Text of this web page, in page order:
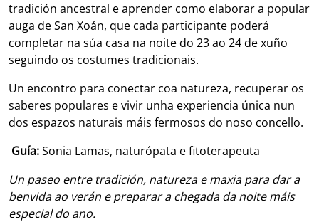
tradición ancestral e aprender como elaborar a popular
auga de San Xoán, que cada participante poderá
completar na súa casa na noite do 23 ao 24 de xuño
seguindo os costumes tradicionais.
Un encontro para conectar coa natureza, recuperar os
saberes populares e vivir unha experiencia única nun
dos espazos naturais máis fermosos do noso concello.
Guía:Sonia Lamas, naturópata e fitoterapeuta
Un paseo entre tradición, natureza e maxia para dar a
benvida ao verán e preparar a chegada da noite máis
especial do ano.